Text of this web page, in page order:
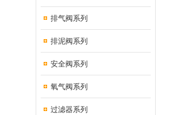
排气阀系列
排泥阀系列
安全阀系列
氧气阀系列
过滤器系列